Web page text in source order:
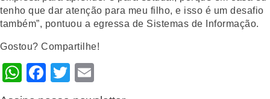
tenho que dar atenção para meu filho, e isso é um desafio
também”, pontuou a egressa de Sistemas de Informação.
Gostou? Compartilhe!
WhatsApp
Facebook
Twitter